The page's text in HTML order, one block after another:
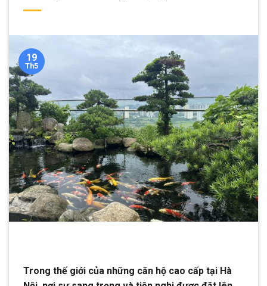
19
Th5
Trong thế giới của những căn hộ cao cấp tại Hà